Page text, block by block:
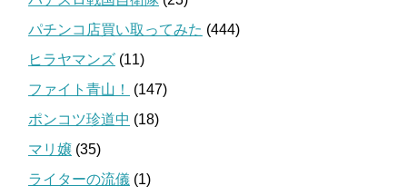
パチンコ店買い取ってみた (444)
ヒラヤマンズ (11)
ファイト青山！
(147)
ポンコツ珍道中 (18)
マリ嬢 (35)
ライターの流儀 (1)